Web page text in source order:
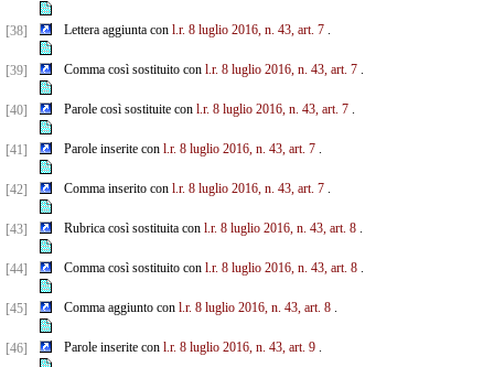
[38] Lettera aggiunta con l.r. 8 luglio 2016, n. 43, art. 7.
[39] Comma così sostituito con l.r. 8 luglio 2016, n. 43, art. 7.
[40] Parole così sostituite con l.r. 8 luglio 2016, n. 43, art. 7.
[41] Parole inserite con l.r. 8 luglio 2016, n. 43, art. 7.
[42] Comma inserito con l.r. 8 luglio 2016, n. 43, art. 7.
[43] Rubrica così sostituita con l.r. 8 luglio 2016, n. 43, art. 8.
[44] Comma così sostituito con l.r. 8 luglio 2016, n. 43, art. 8.
[45] Comma aggiunto con l.r. 8 luglio 2016, n. 43, art. 8.
[46] Parole inserite con l.r. 8 luglio 2016, n. 43, art. 9.